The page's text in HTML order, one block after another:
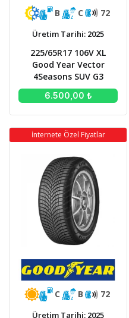
B C 72
Üretim Tarihi: 2025
225/65R17 106V XL
Good Year Vector
4Seasons SUV G3
6.500,00 ₺
İnternete Özel Fiyatlar
C B 72
Üretim Tarihi: 2025